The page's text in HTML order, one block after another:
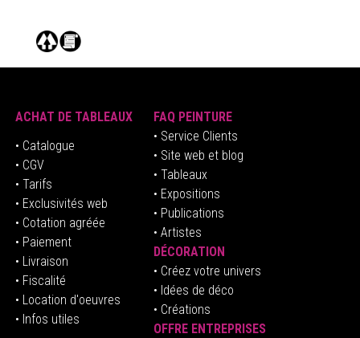
ACHAT DE TABLEAUX
• Catalogue
• CGV
• Tarifs
• Exclusivités web
• Cotation agréée
• Paiement
• Livraison
• Fiscalité
• Location d'oeuvres
• Infos utiles
FAQ PEINTURE
• Service Clients
• Site web et blog
• Tableaux
• Expositions
• Publications
• Artistes
DÉCORATION
• Créez votre univers
• Idées de déco
• Créations
OFFRE ENTREPRISES